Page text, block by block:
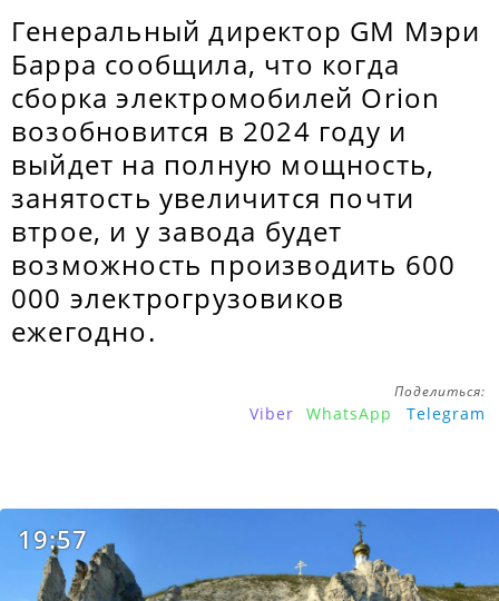
Генеральный директор GM Мэри
Барра сообщила, что когда
сборка электромобилей Orion
возобновится в 2024 году и
выйдет на полную мощность,
занятость увеличится почти
втрое, и у завода будет
возможность производить 600
000 электрогрузовиков
ежегодно.
Поделиться:
Viber WhatsApp Telegram
19:57